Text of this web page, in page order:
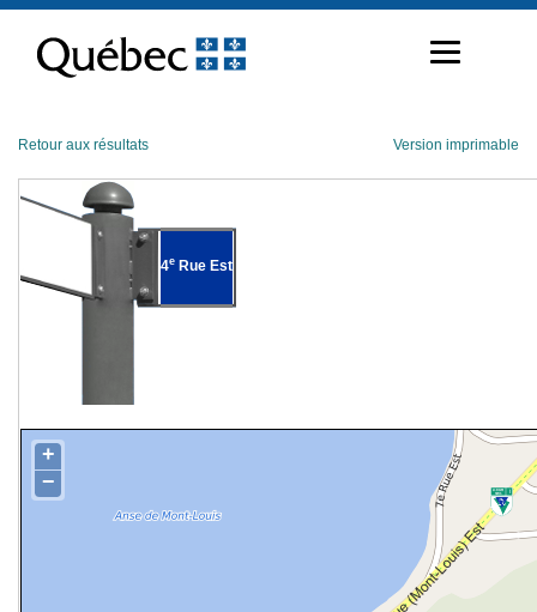
contenu
Retour aux résultats Version imprimable
4e Rue Est
+
−